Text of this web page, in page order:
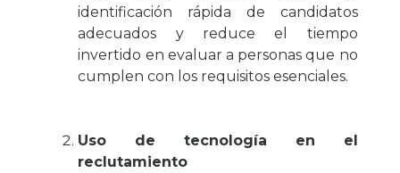
identificación rápida de candidatos
adecuados y reduce el tiempo
invertido en evaluar a personas que no
cumplen con los requisitos esenciales.
Uso de tecnología en el
reclutamiento